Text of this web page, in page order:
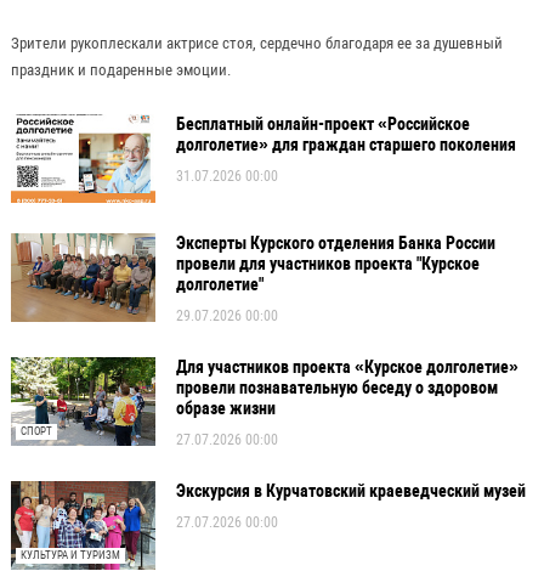
Зрители рукоплескали актрисе стоя, сердечно благодаря ее за душевный
праздник и подаренные эмоции.
Бесплатный онлайн-проект «Российское
долголетие» для граждан старшего поколения
31.07.2026 00:00
Эксперты Курского отделения Банка России
провели для участников проекта "Курское
долголетие"
29.07.2026 00:00
СПОРТ
Для участников проекта «Курское долголетие»
провели познавательную беседу о здоровом
образе жизни
27.07.2026 00:00
КУЛЬТУРА И ТУРИЗМ
Экскурсия в Курчатовский краеведческий музей
27.07.2026 00:00